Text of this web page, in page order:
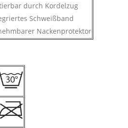
durch Kordelzug
Schweißband
Nackenprotektor